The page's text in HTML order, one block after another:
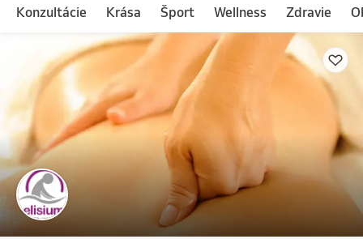
Konzultácie Krása Šport Wellness Zdravie